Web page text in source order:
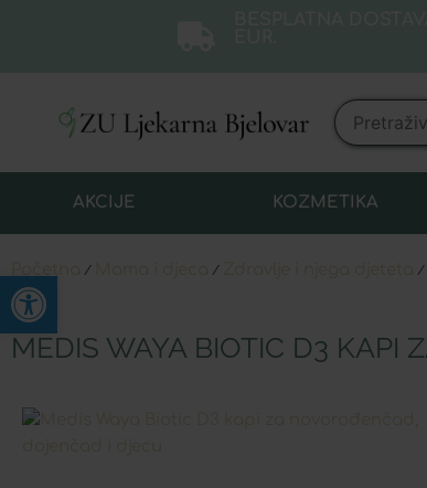
Open toolbar
AKCIJE KOZMETIKA
/ / /
MEDIS WAYA BIOTIC D3 KAPI